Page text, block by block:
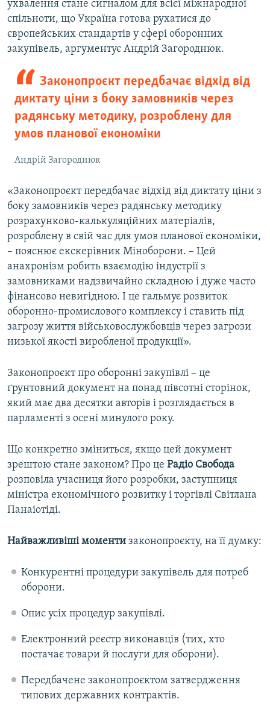
ухвалення стане сигналом для всієї міжнародної
спільноти, що Україна готова рухатися до
європейських стандартів у сфері оборонних
закупівель, аргументує Андрій Загороднюк.
Законопроєкт передбачає відхід від
диктату ціни з боку замовників через
радянську методику, розроблену для
умов планової економіки
Андрій Загороднюк
«Законопроєкт передбачає відхід від диктату ціни з
боку замовників через радянську методику
розрахунково-калькуляційних матеріалів,
розроблену в свій час для умов планової економіки,
– пояснює екскерівник Міноборони. – Цей
анахронізм робить взаємодію індустрії з
замовниками надзвичайно складною і дуже часто
фінансово невигідною. І це гальмує розвиток
оборонно-промислового комплексу і ставить під
загрозу життя військовослужбовців через загрози
низької якості виробленої продукції».
Законопроєкт про оборонні закупівлі – це
ґрунтовний документ на понад півсотні сторінок,
який має два десятки авторів і розглядається в
парламенті з осені минулого року.
Що конкретно зміниться, якщо цей документ
зрештою стане законом? Про це Радіо Свобода
розповіла учасниця його розробки, заступниця
міністра економічного розвитку і торгівлі Світлана
Панаіотіді.
Найважливіші моменти законопроєкту, на її думку:
Конкурентні процедури закупівель для потреб
оборони.
Опис усіх процедур закупівлі.
Електронний реєстр виконавців (тих, хто
постачає товари й послуги для оборони).
Передбачене законопроєктом затвердження
типових державних контрактів.